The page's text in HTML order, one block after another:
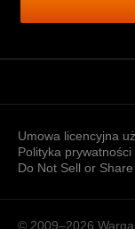
Umowa licencyjna
Polityka prywatności
Do Not Sell or
© 2009–2026